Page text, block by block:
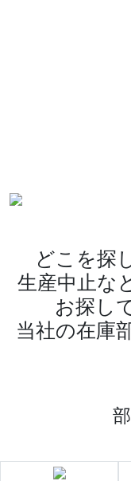
どこを探
生産中止な
お探し
当社の在庫